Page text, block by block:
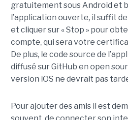
gratuitement sous Android et
l’application ouverte, il suffit
et cliquer sur « Stop » pour
compte, qui sera votre
De plus, le code source de
diffusé sur GitHub en open
version iOS ne devrait pas
Pour ajouter des amis il est